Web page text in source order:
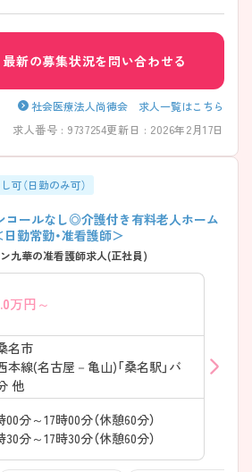
せくださいませ。
最新の募集状況を問い合わせる
社会医療法人尚徳会 求人一覧はこちら
求人番号 : 9737254更新日 : 2026年2月17日
可（日勤のみ可）
コールなし◎介護付き有料老人ホーム
勤常勤・准看護師＞
九華の准看護師求人(正社員)
万円～
名市
本線(名古屋－亀山)「桑名駅」バ
他
00分～17時00分（休憩60分）
30分～17時30分（休憩60分）